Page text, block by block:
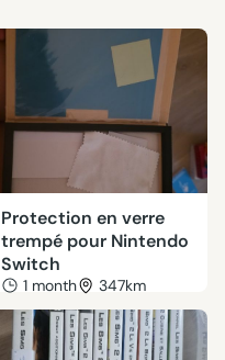
Protection en verre
trempé pour Nintendo
Switch
1 month 347km